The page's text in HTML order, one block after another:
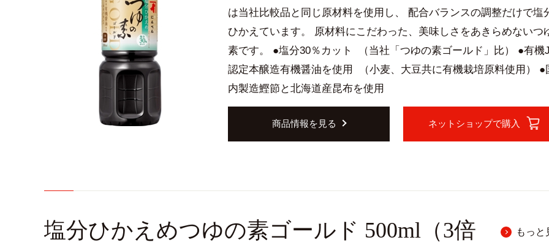
は当社比較品と同じ原材料を使用し、 配合バランスの調整だけで塩
ひかえています。 原材料にこだわった、美味しさをあきらめないつ
素です。 ●塩分30％カット （当社「つゆの素ゴールド」比） ●有機
認定本醸造有機醤油を使用 （小麦、大豆共に有機栽培原料使用） ●
内製造鰹節と北海道産昆布を使用
商品情報を見る ネットショップで購入
塩分ひかえめつゆの素ゴールド 500ml（3倍
もっと